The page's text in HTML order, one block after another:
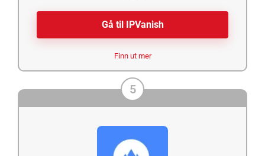
Gå til IPVanish
Finn ut mer
5